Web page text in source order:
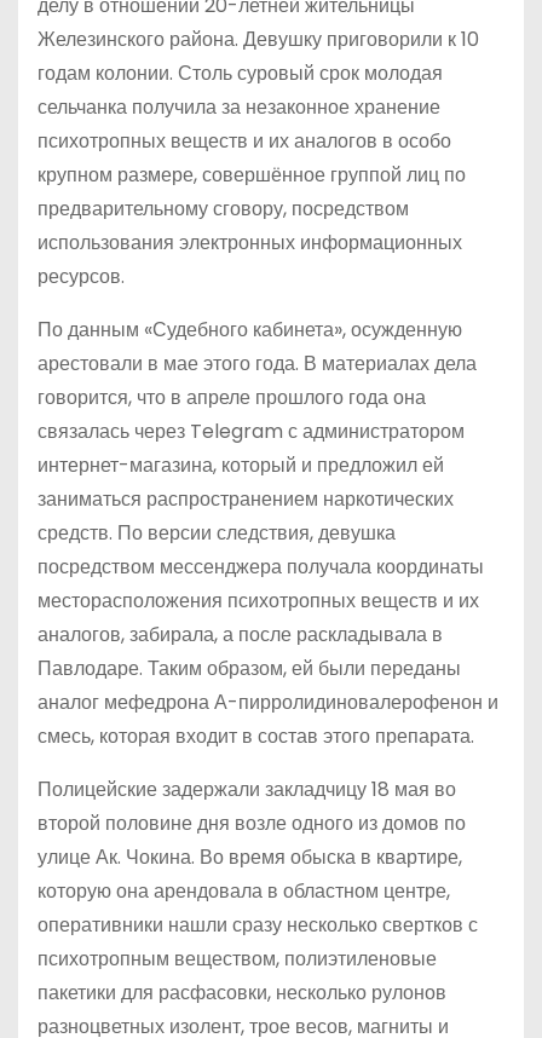
Железинского района. Девушку приговорили к 10
годам колонии. Столь суровый срок молодая
сельчанка получила за незаконное хранение
психотропных веществ и их аналогов в особо
крупном размере, совершённое группой лиц по
предварительному сговору, посредством
использования электронных информационных
ресурсов.
По данным «Судебного кабинета», осужденную
арестовали в мае этого года. В материалах дела
говорится, что в апреле прошлого года она
связалась через Telegram с администратором
интернет-магазина, который и предложил ей
заниматься распространением наркотических
средств. По версии следствия, девушка
посредством мессенджера получала координаты
месторасположения психотропных веществ и их
аналогов, забирала, а после раскладывала в
Павлодаре. Таким образом, ей были переданы
аналог мефедрона А-пирролидиновалерофенон и
смесь, которая входит в состав этого препарата.
Полицейские задержали закладчицу 18 мая во
второй половине дня возле одного из домов по
улице Ак. Чокина. Во время обыска в квартире,
которую она арендовала в областном центре,
оперативники нашли сразу несколько свертков с
психотропным веществом, полиэтиленовые
пакетики для расфасовки, несколько рулонов
разноцветных изолент, трое весов, магниты и